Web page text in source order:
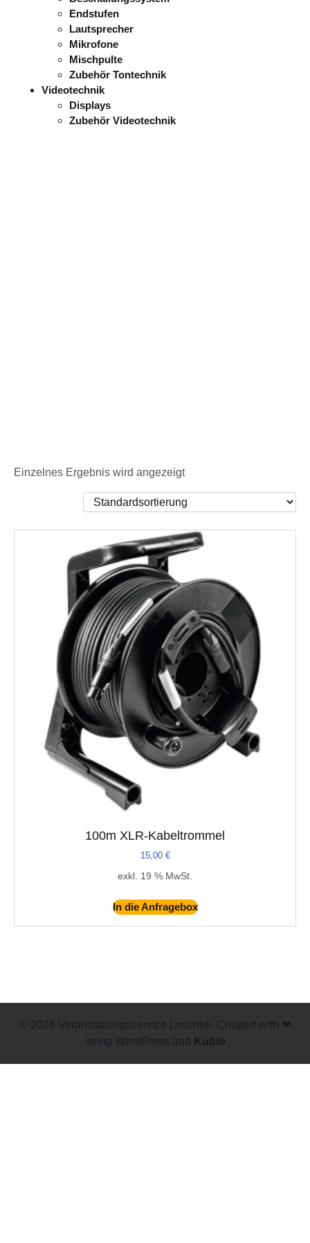
Endstufen
Lautsprecher
Mikrofone
Mischpulte
Zubehör Tontechnik
Videotechnik
Displays
Zubehör Videotechnik
Einzelnes Ergebnis wird angezeigt
100m XLR-Kabeltrommel
15,00 €
exkl. 19 % MwSt.
In die Anfragebox
© 2026 Veranstaltungsservice Leschke. Created with ❤
using WordPress and
Kubio